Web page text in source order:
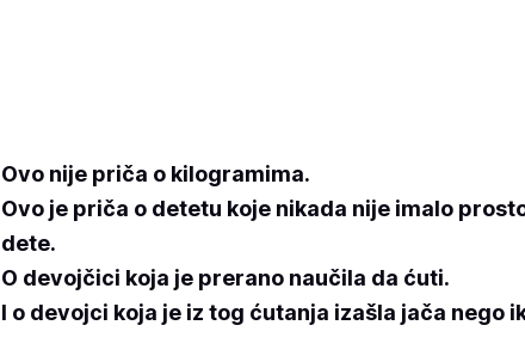
Ovo nije priča o kilogramima.
Ovo je priča o detetu koje nikada nije imalo
dete.
O devojčici koja je prerano naučila da ćuti.
I o devojci koja je iz tog ćutanja izašla jača nego